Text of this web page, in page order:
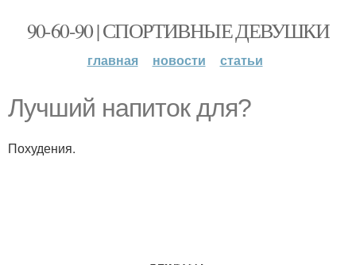
90-60-90 | СПОРТИВНЫЕ ДЕВУШКИ
главная новости статьи
Лучший напиток для?
Похудения.